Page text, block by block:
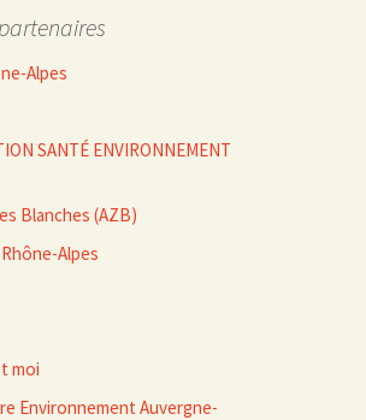
Alpes
SANTÉ ENVIRONNEMENT
Blanches (AZB)
Alpes
moi
Environnement Auvergne-